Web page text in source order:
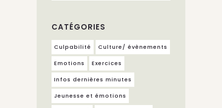
CATÉGORIES
Culpabilité Culture/ évènements
Emotions Exercices
Infos dernières minutes
Jeunesse et émotions